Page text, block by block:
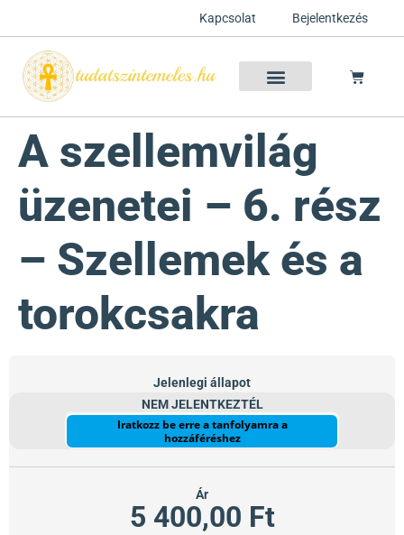
Kapcsolat Bejelentkezés
A szellemvilág
üzenetei – 6. rész
– Szellemek és a
torokcsakra
Jelenlegi állapot
NEM JELENTKEZTÉL
Iratkozz be erre a tanfolyamra a
hozzáféréshez
Ár
5 400,00 Ft